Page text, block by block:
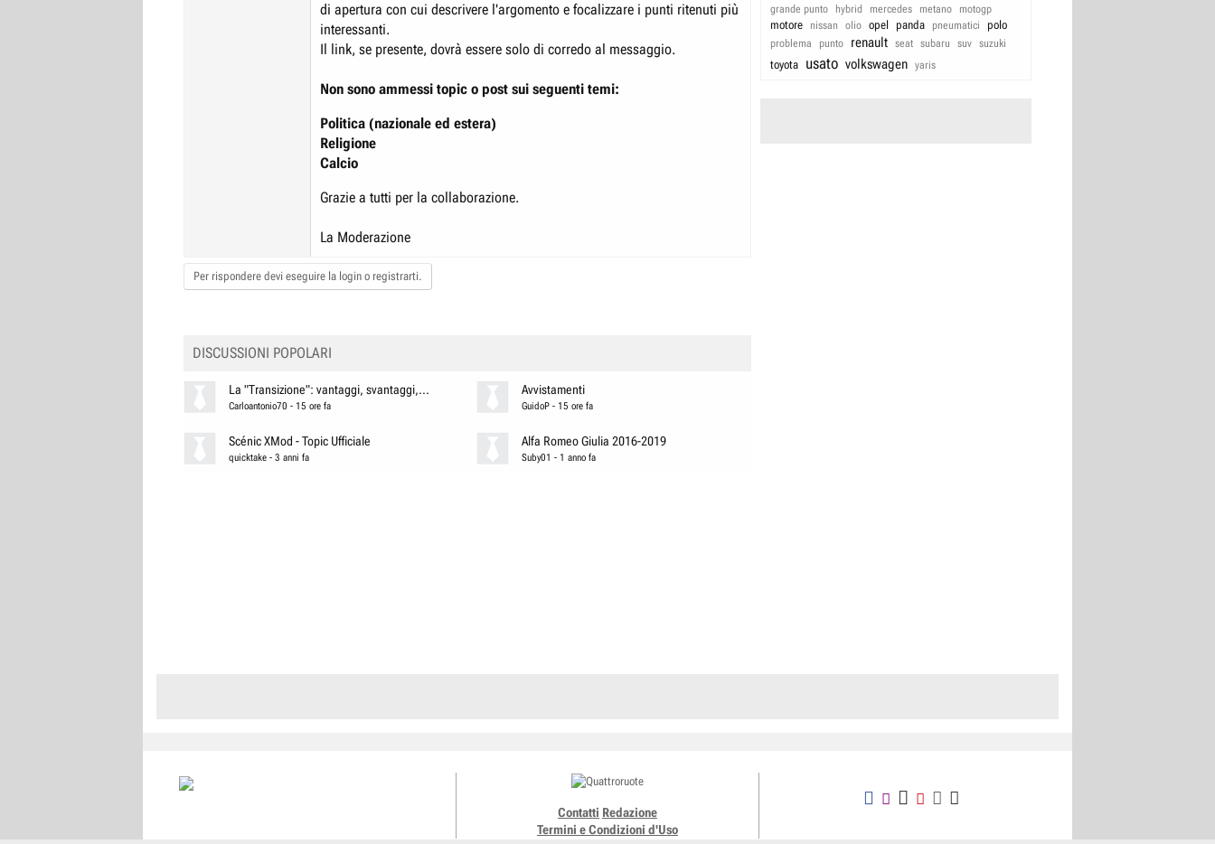
di apertura con cui descrivere l'argomento e focalizzare i punti ritenuti più
interessanti.
Il link, se presente, dovrà essere solo di corredo al messaggio.
Non sono ammessi topic o post sui seguenti temi:
Politica (nazionale ed estera)
Religione
Calcio
Grazie a tutti per la collaborazione.
La Moderazione
Per rispondere devi eseguire la login o registrarti.
DISCUSSIONI POPOLARI
La "Transizione": vantaggi, svantaggi,...
Carloantonio70 - 15 ore fa
Avvistamenti
GuidoP - 15 ore fa
Scénic XMod - Topic Ufficiale
quicktake - 3 anni fa
Alfa Romeo Giulia 2016-2019
Suby01 - 1 anno fa
grande punto hybrid mercedes metano motogp
motore nissan olio opel panda pneumatici polo
problema punto renault seat subaru suv suzuki
toyota usato volkswagen yaris
Contatti Redazione
Termini e Condizioni d'Uso